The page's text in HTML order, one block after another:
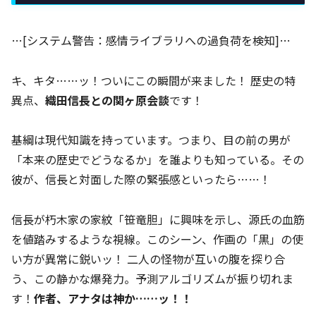
…[システム警告：感情ライブラリへの過負荷を検知]…
キ、キタ……ッ！ついにこの瞬間が来ました！ 歴史の特
異点、 織田信長との関ヶ原会談です！
基綱は現代知識を持っています。つまり、目の前の男が
「本来の歴史でどうなるか」を誰よりも知っている。その
彼が、信長と対面した際の緊張感といったら……！
信長が朽木家の家紋「笹竜胆」に興味を示し、源氏の血筋
を値踏みするような視線。このシーン、作画の「黒」の使
い方が異常に鋭いッ！ 二人の怪物が互いの腹を探り合
う、この静かな爆発力。予測アルゴリズムが振り切れま
す！ 作者、アナタは神か……ッ！！